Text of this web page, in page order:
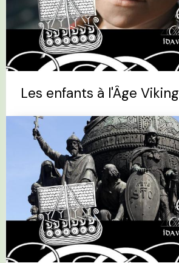
Les enfants à l'Âge Viking